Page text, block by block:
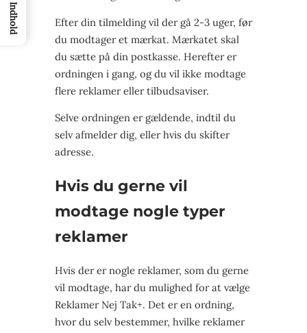
Efter din tilmelding vil der gå 2-3 uger, før
du modtager et mærkat. Mærkatet skal
du sætte på din postkasse. Herefter er
ordningen i gang, og du vil ikke modtage
flere reklamer eller tilbudsaviser.
Selve ordningen er gældende, indtil du
selv afmelder dig, eller hvis du skifter
adresse.
Hvis du gerne vil
modtage nogle typer
reklamer
Hvis der er nogle reklamer, som du gerne
vil modtage, har du mulighed for at vælge
Reklamer Nej Tak+. Det er en ordning,
hvor du selv bestemmer, hvilke reklamer
Indhold